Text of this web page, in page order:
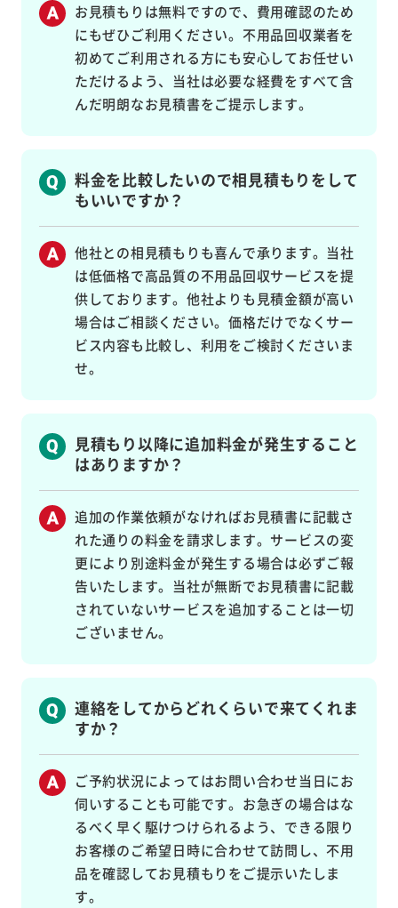
お見積もりは無料ですので、費用確認のため
にもぜひご利用ください。不用品回収業者を
初めてご利用される方にも安心してお任せい
ただけるよう、当社は必要な経費をすべて含
んだ明朗なお見積書をご提示します。
料金を比較したいので相見積もりをして
もいいですか？
他社との相見積もりも喜んで承ります。当社
は低価格で高品質の不用品回収サービスを提
供しております。他社よりも見積金額が高い
場合はご相談ください。価格だけでなくサー
ビス内容も比較し、利用をご検討くださいま
せ。
見積もり以降に追加料金が発生すること
はありますか？
追加の作業依頼がなければお見積書に記載さ
れた通りの料金を請求します。サービスの変
更により別途料金が発生する場合は必ずご報
告いたします。当社が無断でお見積書に記載
されていないサービスを追加することは一切
ございません。
連絡をしてからどれくらいで来てくれま
すか？
ご予約状況によってはお問い合わせ当日にお
伺いすることも可能です。お急ぎの場合はな
るべく早く駆けつけられるよう、できる限り
お客様のご希望日時に合わせて訪問し、不用
品を確認してお見積もりをご提示いたしま
す。